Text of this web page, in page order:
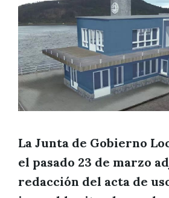
La Junta de Gobierno
el pasado 23 de marzo
redacción del acta de